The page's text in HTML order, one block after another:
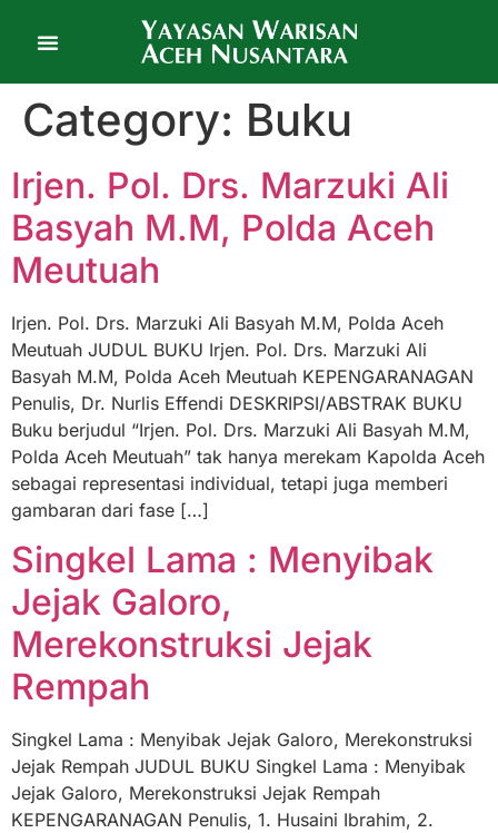
Category: Buku
Irjen. Pol. Drs. Marzuki Ali
Basyah M.M, Polda Aceh
Meutuah
Irjen. Pol. Drs. Marzuki Ali Basyah M.M, Polda Aceh
Meutuah JUDUL BUKU Irjen. Pol. Drs. Marzuki Ali
Basyah M.M, Polda Aceh Meutuah KEPENGARANAGAN
Penulis, Dr. Nurlis Effendi DESKRIPSI/ABSTRAK BUKU
Buku berjudul “Irjen. Pol. Drs. Marzuki Ali Basyah M.M,
Polda Aceh Meutuah” tak hanya merekam Kapolda Aceh
sebagai representasi individual, tetapi juga memberi
gambaran dari fase […]
Singkel Lama : Menyibak
Jejak Galoro,
Merekonstruksi Jejak
Rempah
Singkel Lama : Menyibak Jejak Galoro, Merekonstruksi
Jejak Rempah JUDUL BUKU Singkel Lama : Menyibak
Jejak Galoro, Merekonstruksi Jejak Rempah
KEPENGARANAGAN Penulis, 1. Husaini Ibrahim, 2.